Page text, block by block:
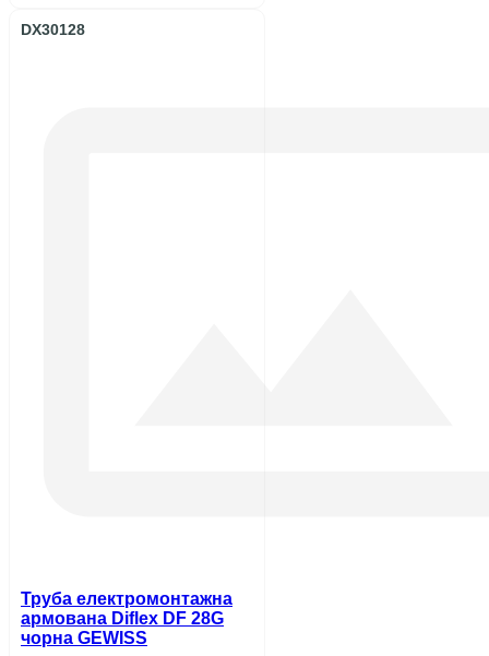
DX30128
Труба електромонтажна
армована Diflex DF 28G
чорна GEWISS